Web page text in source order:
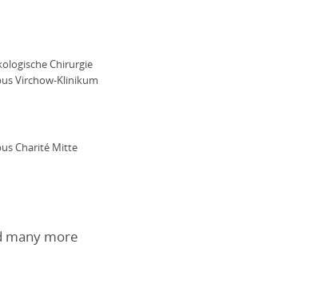
Chirurgie
Virchow-Klinikum
Charité Mitte
many more